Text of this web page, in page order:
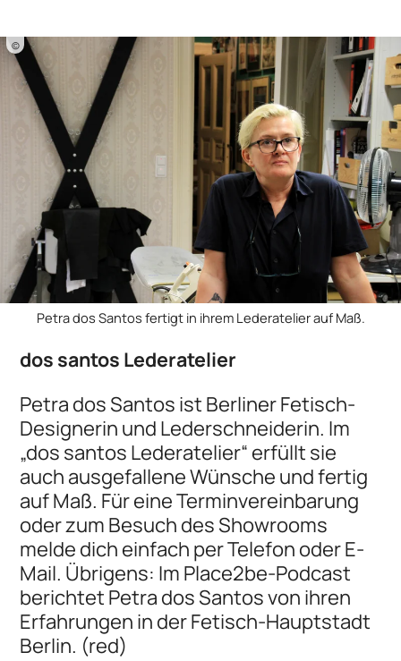
©
Petra dos Santos fertigt in ihrem Lederatelier auf Maß.
dos santos Lederatelier
Petra dos Santos ist Berliner Fetisch-
Designerin und Lederschneiderin. Im
„dos santos Lederatelier“ erfüllt sie
auch ausgefallene Wünsche und fertig
auf Maß. Für eine Terminvereinbarung
oder zum Besuch des Showrooms
melde dich einfach per Telefon oder E-
Mail. Übrigens: Im Place2be-Podcast
berichtet Petra dos Santos von ihren
Erfahrungen in der Fetisch-Hauptstadt
Berlin. (red)